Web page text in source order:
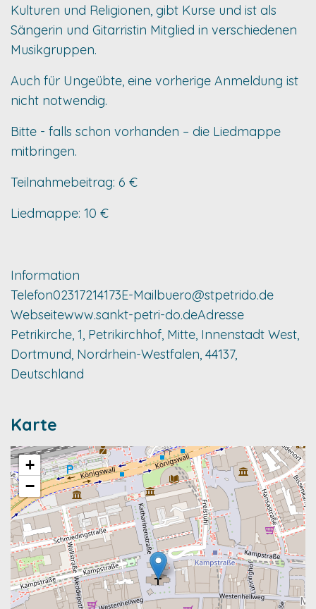
Kulturen und Religionen, gibt Kurse und ist als
Sängerin und Gitarristin Mitglied in verschiedenen
Musikgruppen.
Auch für Ungeübte, eine vorherige Anmeldung ist
nicht notwendig.
Bitte - falls schon vorhanden – die Liedmappe
mitbringen.
Teilnahmebeitrag: 6 €
Liedmappe: 10 €
Information
Telefon02317214173E-Mailbuero@stpetrido.de
Webseitewww.sankt-petri-do.deAdresse
Petrikirche, 1, Petrikirchhof, Mitte, Innenstadt West,
Dortmund, Nordrhein-Westfalen, 44137,
Deutschland
Karte
+
−